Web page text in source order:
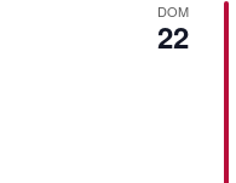
DOM
22